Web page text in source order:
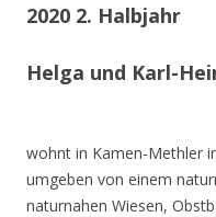
2020 2. Halbjahr
Helga und Karl-
wohnt in Kamen-Methler
umgeben von einem
naturnahen Wiesen,